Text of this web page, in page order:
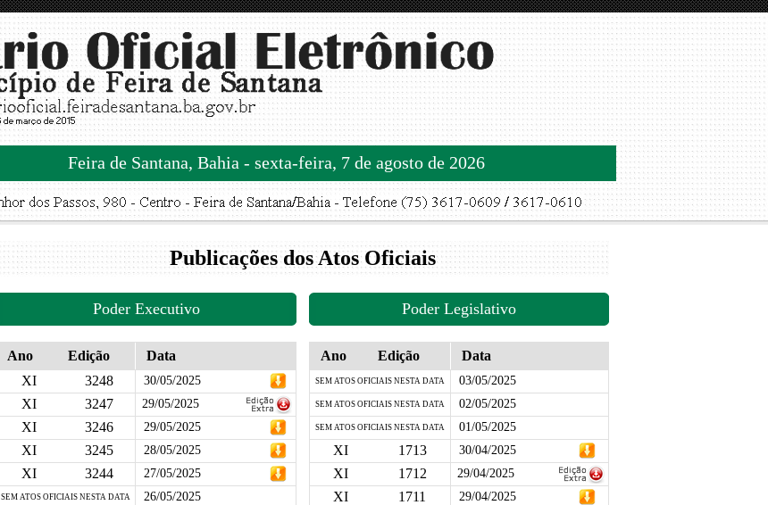
Feira de Santana, Bahia - sexta-feira, 7 de agosto de 2026
Publicações dos Atos Oficiais
Poder Executivo Poder Legislativo
Ano Edição
Data
XI
3248 30/05/2025
XI 3247 29/05/2025
XI 3246 29/05/2025
XI 3245 28/05/2025
XI 3244 27/05/2025
SEM ATOS OFICIAIS NESTA DATA 26/05/2025
Ano Edição Data
SEM ATOS OFICIAIS NESTA DATA 03/05/2025
SEM ATOS OFICIAIS NESTA DATA 02/05/2025
SEM ATOS OFICIAIS NESTA DATA 01/05/2025
XI 1713 30/04/2025
XI 1712 29/04/2025
XI 1711 29/04/2025